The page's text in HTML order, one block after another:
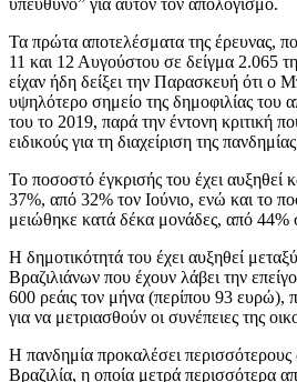
υπεύθυνο” για αυτόν τον απολογισμό.
Τα πρώτα αποτελέσματα της έρευνας,
11 και 12 Αυγούστου σε δείγμα 2.065
είχαν ήδη δείξει την Παρασκευή ότι ο
υψηλότερο σημείο της δημοφιλίας του
του το 2019, παρά την έντονη κριτική
ειδικούς για τη διαχείριση της
Το ποσοστό έγκρισής του έχει αυξηθεί
37%, από 32% τον Ιούνιο, ενώ και το
μειώθηκε κατά δέκα μονάδες, από 44%
Η δημοτικότητά του έχει αυξηθεί
Βραζιλιάνων που έχουν λάβει την
600 ρεάις τον μήνα (περίπου 93 ευρώ),
για να μετριασθούν οι συνέπειες της
Η πανδημία προκαλέσει
Βραζιλία, η οποία μετρά περισσότερα